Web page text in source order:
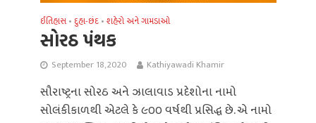
ઈતિહાસ • દુહા-છંદ • શહેરો અને ગામડાઓ
સોરઠ પંથક
September 18, 2020 Kathiyawadi Khamir
સૌરાષ્ટ્રના સોરઠ અને ઝાલાવાડ પ્રદેશોના નામો
સોલંકીકાળથી એટલે કે ૯૦૦ વર્ષથી પ્રસિદ્ધ છે. એ નામો